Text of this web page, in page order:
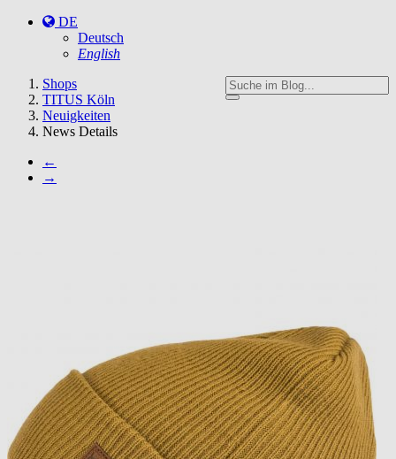
DE
Deutsch
English
here:
Shops
TITUS Köln
Neuigkeiten
News Details
←
→